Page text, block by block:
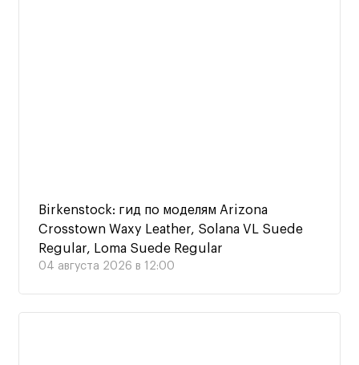
Birkenstock: гид по моделям Arizona
Crosstown Waxy Leather, Solana VL Suede
Regular, Loma Suede Regular
04 августа 2026 в 12:00